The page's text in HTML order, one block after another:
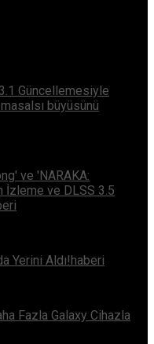
Güncellemesiyle
büyüsünü
ve 'NARAKA:
İzleme ve DLSS 3.5
Yerini Aldı!haberi
Fazla Galaxy Cihazla